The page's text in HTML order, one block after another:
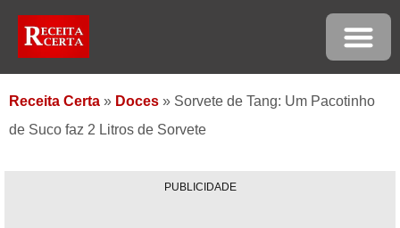
Receita Certa » Doces » Sorvete de Tang: Um Pacotinho
de Suco faz 2 Litros de Sorvete
PUBLICIDADE